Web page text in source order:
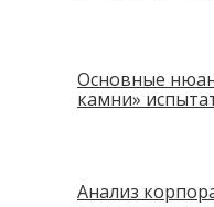
Основные
камни»
Анализ